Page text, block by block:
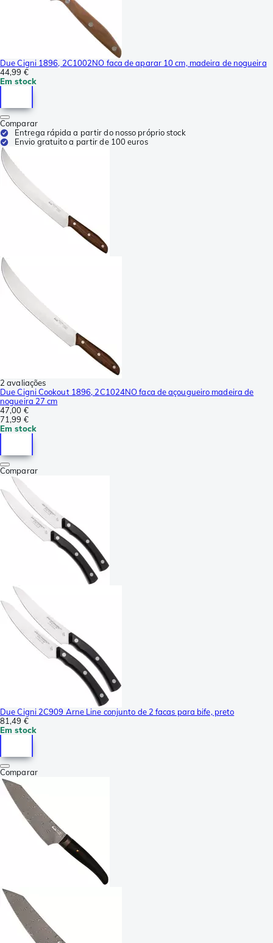
Due Cigni 1896, 2C1002NO faca de aparar 10 cm, madeira de nogueira
44,99 €
Em stock
Comparar
Entrega rápida a partir do nosso próprio stock
Envio gratuito a partir de 100 euros
2 avaliações
Due Cigni Cookout 1896, 2C1024NO faca de açougueiro madeira de
nogueira 27 cm
47,00 €
71,99 €
Em stock
Comparar
Due Cigni 2C909 Arne Line conjunto de 2 facas para bife, preto
81,49 €
Em stock
Comparar